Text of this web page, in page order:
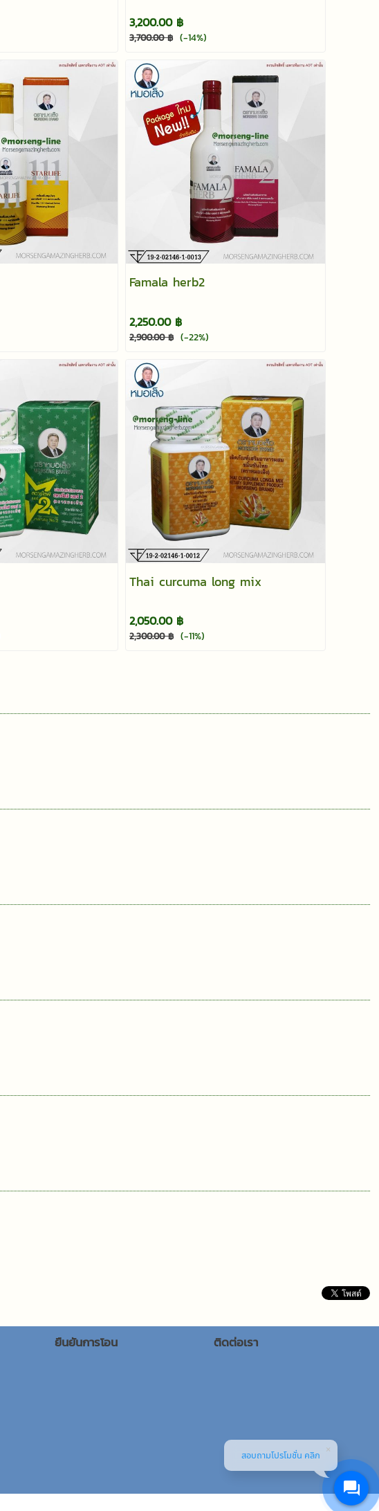
3,200.00 ฿
3,700.00 ฿ (-14%)
Famala herb2
2,250.00 ฿
2,900.00 ฿ (-22%)
Thai curcuma long mix
2,050.00 ฿
2,300.00 ฿ (-11%)
ยืนยันการโอน ติดต่อเรา
สอบถามโปรโมชั่น คลิก